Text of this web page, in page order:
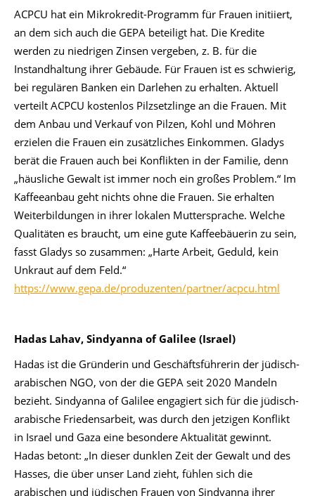
ACPCU hat ein Mikrokredit-Programm für Frauen initiiert,
an dem sich auch die GEPA beteiligt hat. Die Kredite
werden zu niedrigen Zinsen vergeben, z. B. für die
Instandhaltung ihrer Gebäude. Für Frauen ist es schwierig,
bei regulären Banken ein Darlehen zu erhalten. Aktuell
verteilt ACPCU kostenlos Pilzsetzlinge an die Frauen. Mit
dem Anbau und Verkauf von Pilzen, Kohl und Möhren
erzielen die Frauen ein zusätzliches Einkommen. Gladys
berät die Frauen auch bei Konflikten in der Familie, denn
„häusliche Gewalt ist immer noch ein großes Problem.“ Im
Kaffeeanbau geht nichts ohne die Frauen. Sie erhalten
Weiterbildungen in ihrer lokalen Muttersprache. Welche
Qualitäten es braucht, um eine gute Kaffeebäuerin zu sein,
fasst Gladys so zusammen: „Harte Arbeit, Geduld, kein
Unkraut auf dem Feld.“
https://www.gepa.de/produzenten/partner/acpcu.html
Hadas Lahav, Sindyanna of Galilee (Israel)
Hadas ist die Gründerin und Geschäftsführerin der jüdisch-
arabischen NGO, von der die GEPA seit 2020 Mandeln
bezieht. Sindyanna of Galilee engagiert sich für die jüdisch-
arabische Friedensarbeit, was durch den jetzigen Konflikt
in Israel und Gaza eine besondere Aktualität gewinnt.
Hadas betont: „In dieser dunklen Zeit der Gewalt und des
Hasses, die über unser Land zieht, fühlen sich die
arabischen und jüdischen Frauen von Sindyanna ihrer